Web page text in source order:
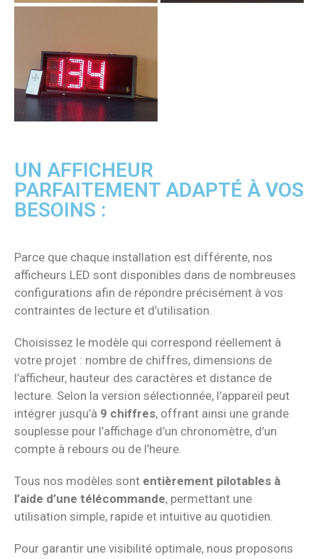
UN AFFICHEUR
PARFAITEMENT ADAPTÉ À VOS
BESOINS :
Parce que chaque installation est différente, nos
afficheurs LED sont disponibles dans de nombreuses
configurations afin de répondre précisément à vos
contraintes de lecture et d’utilisation.
Choisissez le modèle qui correspond réellement à
votre projet : nombre de chiffres, dimensions de
l’afficheur, hauteur des caractères et distance de
lecture. Selon la version sélectionnée, l’appareil peut
intégrer jusqu’à 9 chiffres, offrant ainsi une grande
souplesse pour l’affichage d’un chronomètre, d’un
compte à rebours ou de l’heure.
Tous nos modèles sont entièrement pilotables à
l’aide d’une télécommande, permettant une
utilisation simple, rapide et intuitive au quotidien.
Pour garantir une visibilité optimale, nous proposons